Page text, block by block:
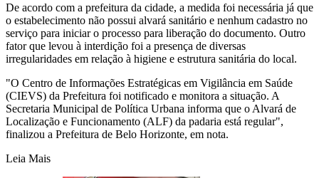
De acordo com a prefeitura da cidade, a medida foi necessária já que
o estabelecimento não possui alvará sanitário e nenhum cadastro no
serviço para iniciar o processo para liberação do documento. Outro
fator que levou à interdição foi a presença de diversas
irregularidades em relação à higiene e estrutura sanitária do local.
"O Centro de Informações Estratégicas em Vigilância em Saúde
(CIEVS) da Prefeitura foi notificado e monitora a situação. A
Secretaria Municipal de Política Urbana informa que o Alvará de
Localização e Funcionamento (ALF) da padaria está regular",
finalizou a Prefeitura de Belo Horizonte, em nota.
Leia Mais